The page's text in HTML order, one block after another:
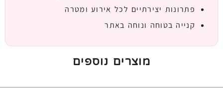
פתרונות יצירתיים לכל אירוע ומטרה
קנייה בטוחה ונוחה באתר
מוצרים נוספים